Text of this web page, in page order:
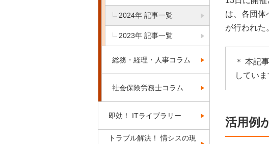
は、各団体
が行われた
＊ 本記
してい
活用例
2024年 記事一覧
2023年 記事一覧
総務・経理・人事コラム
社会保険労務士コラム
即効！ ITライブラリー
トラブル解決！ 情シスの現